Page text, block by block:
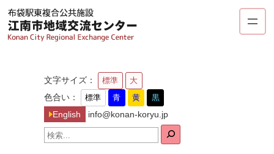
内
容
を
文字サイズ： 標準 大
色合い： 標準 青 黄 黒
English info@konan-koryu.jp
検
索